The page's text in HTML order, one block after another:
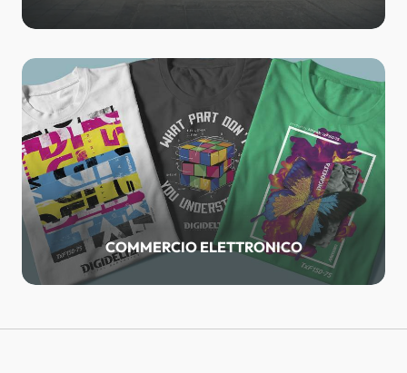
COMMERCIO ELETTRONICO